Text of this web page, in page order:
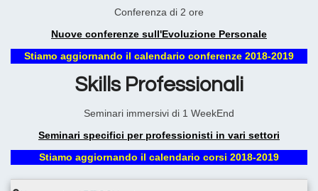
Conferenza di 2 ore
Nuove conferenze sull'Evoluzione Personale
Stiamo aggiornando il calendario conferenze 2018-2019
Skills Professionali
Seminari immersivi di 1 WeekEnd
Seminari specifici per professionisti in vari settori
Stiamo aggiornando il calendario corsi 2018-2019